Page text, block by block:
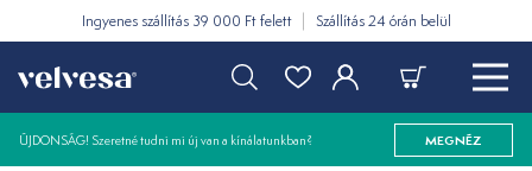
Ingyenes szállítás 39 000 Ft felett Szállítás 24 órán belül
ÚJDONSÁG! Szeretné tudni mi új van a kínálatunkban? MEGNÉZ